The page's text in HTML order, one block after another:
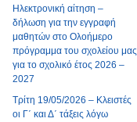
Ηλεκτρονική αίτηση –
δήλωση για την εγγραφή
μαθητών στο Ολοήμερο
πρόγραμμα του σχολείου μας
για το σχολικό έτος 2026 –
2027
Τρίτη 19/05/2026 – Κλειστές
οι Γ΄ και Δ΄ τάξεις λόγω